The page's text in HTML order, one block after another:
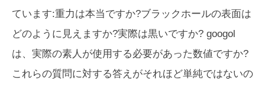
ています:重力は本当ですか?ブラックホールの表面は
どのように見えますか?実際は黒いですか? googol
は、実際の素人が使用する必要があった数値ですか?
これらの質問に対する答えがそれほど単純ではないの